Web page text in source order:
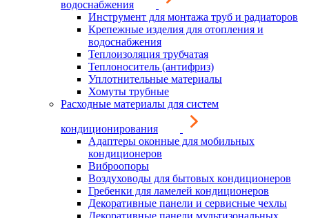
водоснабжения
Инструмент для монтажа труб и радиаторов
Крепежные изделия для отопления и
водоснабжения
Теплоизоляция трубчатая
Теплоноситель (антифриз)
Уплотнительные материалы
Хомуты трубные
Расходные материалы для систем
кондиционирования
Адаптеры оконные для мобильных
кондиционеров
Виброопоры
Воздуховоды для бытовых кондиционеров
Гребенки для ламелей кондиционеров
Декоративные панели и сервисные чехлы
Декоративные панели мультизональных